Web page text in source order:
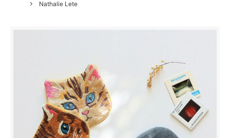
Nathalie Lete